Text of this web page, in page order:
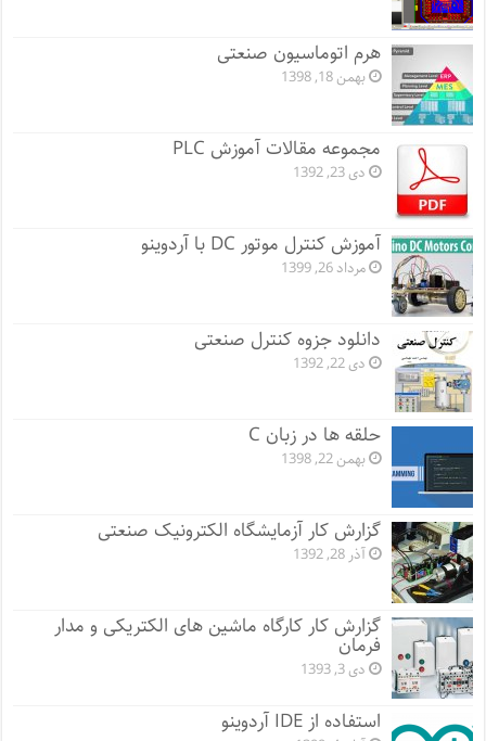
هرم اتوماسیون صنعتی
بهمن 18, 1398
مجموعه مقالات آموزش PLC
دی 23, 1392
آموزش کنترل موتور DC با آردوینو
مرداد 26, 1399
دانلود جزوه کنترل صنعتی
دی 22, 1392
حلقه ها در زبان C
بهمن 22, 1398
گزارش کار آزمایشگاه الکترونیک صنعتی
آذر 28, 1392
گزارش کار کارگاه ماشین های الکتریکی و مدار
فرمان
دی 3, 1393
استفاده از IDE آردوینو